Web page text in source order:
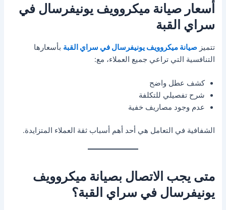
أسعار صيانة ميكروويف يونيفرسال في
سراي القبة
تتميزصيانة ميكروويف يونيفرسال في سراي القبة بأسعارها
التنافسية التي تراعي جميع العملاء، مع:
كشف عطل واضح
شرح تفصيلي للتكلفة
عدم وجود مصاريف خفية
الشفافية في التعامل هي أحد أهم أسباب ثقة العملاء المتزايدة.
متى يجب الاتصال بصيانة ميكروويف
يونيفرسال في سراي القبة؟